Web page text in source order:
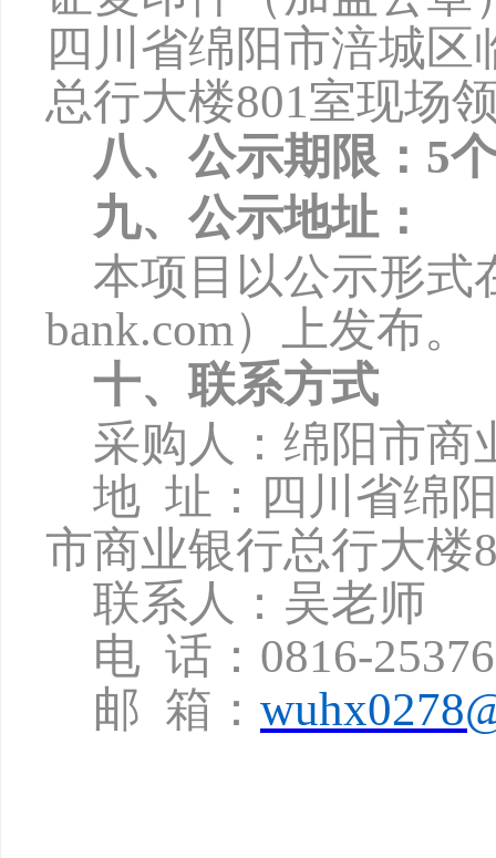
四川省绵阳市涪城
总行大楼801室现场
八、公示期限： 5
九、公示地址：
本项目以公示形式
bank.com）上发布。
十、联系方式
采购人：绵阳市商
地 址：四川省绵
市商业银行总行大楼
联系人：吴老师
电 话： 0816-
邮 箱：